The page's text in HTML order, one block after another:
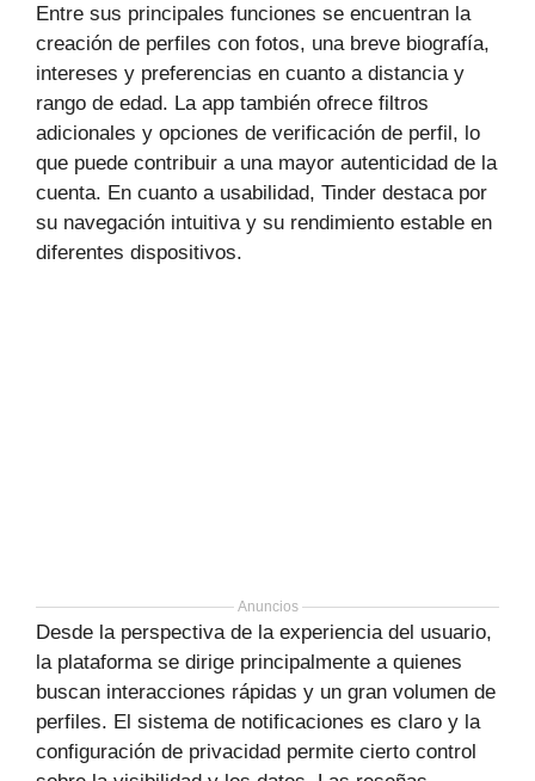
Entre sus principales funciones se encuentran la
creación de perfiles con fotos, una breve biografía,
intereses y preferencias en cuanto a distancia y
rango de edad. La app también ofrece filtros
adicionales y opciones de verificación de perfil, lo
que puede contribuir a una mayor autenticidad de la
cuenta. En cuanto a usabilidad, Tinder destaca por
su navegación intuitiva y su rendimiento estable en
diferentes dispositivos.
Anuncios
Desde la perspectiva de la experiencia del usuario,
la plataforma se dirige principalmente a quienes
buscan interacciones rápidas y un gran volumen de
perfiles. El sistema de notificaciones es claro y la
configuración de privacidad permite cierto control